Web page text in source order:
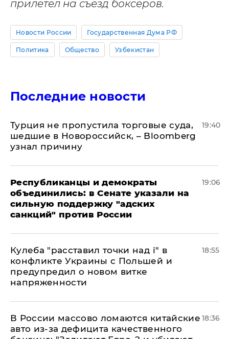
прилетел на съезд боксеров.
Новости России Государственная Дума РФ
Политика Общество Узбекистан
Последние новости
Турция не пропустила торговые суда,
шедшие в Новороссийск, – Bloomberg
узнал причину
19:40
Республиканцы и демократы
объединились: в Сенате указали на
сильную поддержку "адских
санкций" против России
19:06
Кулеба "расставил точки над і" в
конфликте Украины с Польшей и
предупредил о новом витке
напряженности
18:55
В России массово ломаются китайские
авто из-за дефицита качественного
18:36